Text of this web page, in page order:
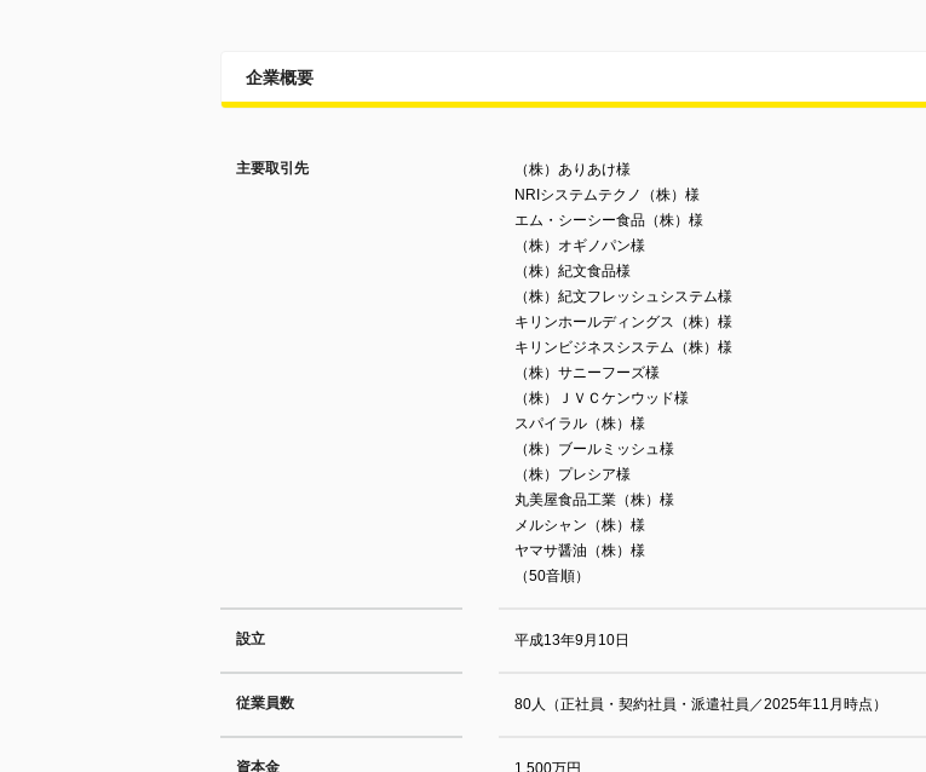
企業概要
主要取引先
（株）ありあけ様
NRIシステムテクノ（株）様
エム・シーシー食品（株）様
（株）オギノパン様
（株）紀文食品様
（株）紀文フレッシュシステム様
キリンホールディングス（株）様
キリンビジネスシステム（株）様
（株）サニーフーズ様
（株）ＪＶＣケンウッド様
スパイラル（株）様
（株）ブールミッシュ様
（株）プレシア様
丸美屋食品工業（株）様
メルシャン（株）様
ヤマサ醤油（株）様
（50音順）
設立 平成13年9月10日
従業員数 80人（正社員・契約社員・派遣社員／2025年11月時点）
資本金 1,500万円